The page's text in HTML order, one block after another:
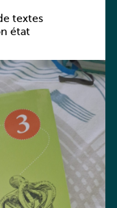
textes
état